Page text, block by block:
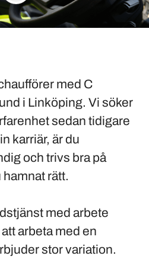
med C
i Linköping. Vi söker
sedan tidigare
karriär, är du
och trivs bra på
hamnat rätt.
med arbete
arbeta med en
stor variation.